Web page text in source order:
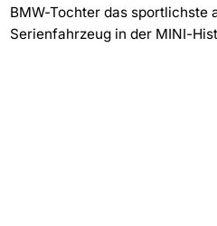
BMW-Tochter das sportlichste
Serienfahrzeug in der MINI-